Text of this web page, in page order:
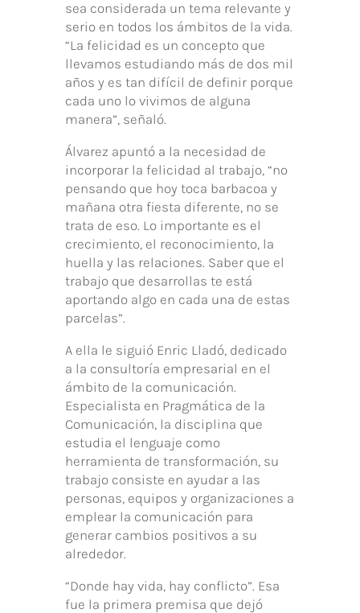
sea considerada un tema relevante y
serio en todos los ámbitos de la vida.
“La felicidad es un concepto que
llevamos estudiando más de dos mil
años y es tan difícil de definir porque
cada uno lo vivimos de alguna
manera”, señaló.
Álvarez apuntó a la necesidad de
incorporar la felicidad al trabajo, “no
pensando que hoy toca barbacoa y
mañana otra fiesta diferente, no se
trata de eso. Lo importante es el
crecimiento, el reconocimiento, la
huella y las relaciones. Saber que el
trabajo que desarrollas te está
aportando algo en cada una de estas
parcelas”.
A ella le siguió Enric Lladó, dedicado
a la consultoría empresarial en el
ámbito de la comunicación.
Especialista en Pragmática de la
Comunicación, la disciplina que
estudia el lenguaje como
herramienta de transformación, su
trabajo consiste en ayudar a las
personas, equipos y organizaciones a
emplear la comunicación para
generar cambios positivos a su
alrededor.
“Donde hay vida, hay conflicto”. Esa
fue la primera premisa que dejó